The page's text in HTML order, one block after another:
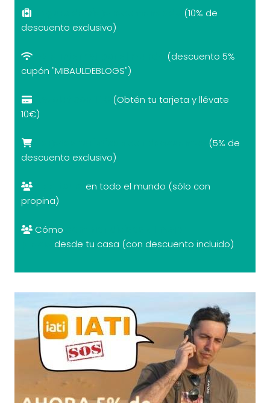
(10% de
descuento exclusivo)
(descuento 5%
cupón "MIBAULDEBLOGS")
(Obtén tu tarjeta y llévate
10€)
(5% de
descuento exclusivo)
en todo el mundo (sólo con
propina)
Cómo
desde tu casa (con descuento incluido)